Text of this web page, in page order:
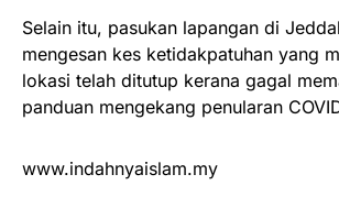
Selain itu, pasukan lapangan di
mengesan kes ketidakpatuhan yang
lokasi telah ditutup kerana gagal
panduan mengekang penularan
www.indahnyaislam.my